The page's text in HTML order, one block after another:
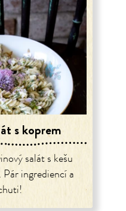
s koprem
salát s kešu
ingrediencí a